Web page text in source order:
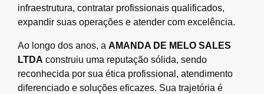
infraestrutura, contratar profissionais qualificados,
expandir suas operações e atender com excelência.
Ao longo dos anos, a AMANDA DE MELO SALES
LTDA construiu uma reputação sólida, sendo
reconhecida por sua ética profissional, atendimento
diferenciado e soluções eficazes. Sua trajetória é